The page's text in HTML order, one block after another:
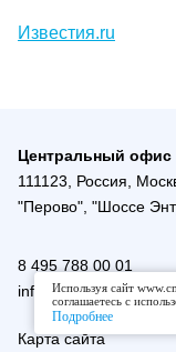
Известия.ru
Центральный офис
111123, Россия,
"Перово", "Шоссе
8 495 788 00 01
info@cmd-online.ru
Карта сайта
Используя сайт
соглашаетесь с
Подробнее